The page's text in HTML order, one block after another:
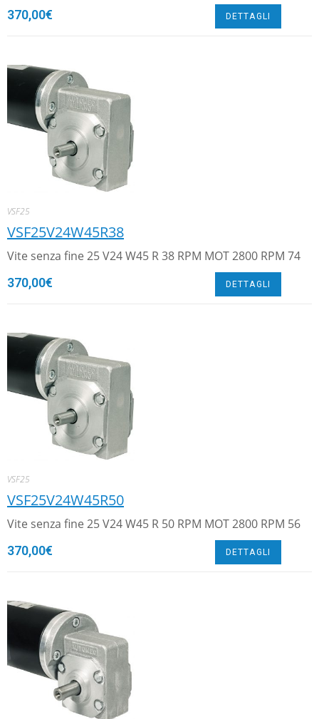
370,00€ DETTAGLI
VSF25
VSF25V24W45R38
Vite senza fine 25 V24 W45 R 38 RPM MOT 2800 RPM 74
370,00€ DETTAGLI
VSF25
VSF25V24W45R50
Vite senza fine 25 V24 W45 R 50 RPM MOT 2800 RPM 56
370,00€ DETTAGLI